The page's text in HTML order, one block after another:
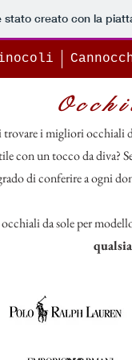
stato creato con la
i migliori occhiali
con un tocco da diva?
di conferire a ogni
da sole per